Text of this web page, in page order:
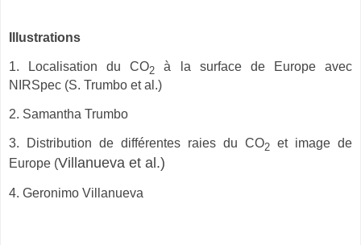
Illustrations
1. Localisation duCO2 à la surface de Europe avec
NIRSpec (S. Trumbo et al.)
2. Samantha Trumbo
3. Distribution de différentes raies du CO2 et image de
Europe (Villanueva et al.)
4. Geronimo Villanueva